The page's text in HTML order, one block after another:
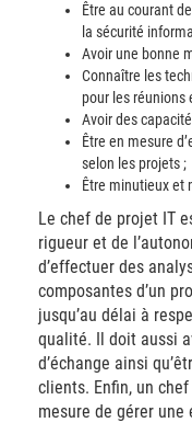
Être au courant
la sécurité
Avoir une bonne
Connaître les
pour les réunions
Avoir des
Être en mesure
selon les projets ;
Être minutieux et
Le chef de projet IT
rigueur et de
d’effectuer des
composantes d’un
jusqu’au délai à
qualité. Il doit aussi
d’échange ainsi
clients. Enfin, un
mesure de gérer une